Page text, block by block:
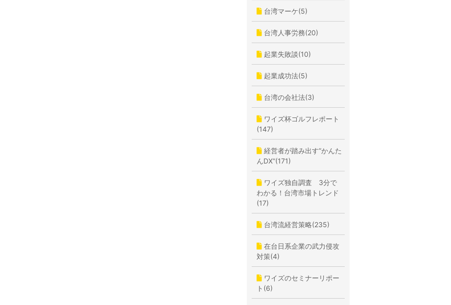
台湾マーケ(5)
台湾人事労務(20)
起業失敗談(10)
起業成功法(5)
台湾の会社法(3)
ワイズ杯ゴルフレポート
(147)
経営者が踏み出す”かんた
んDX”(171)
ワイズ独自調査 3分で
わかる！台湾市場トレンド
(17)
台湾流経営策略(235)
在台日系企業の武力侵攻
対策(4)
ワイズのセミナーリポー
ト(6)